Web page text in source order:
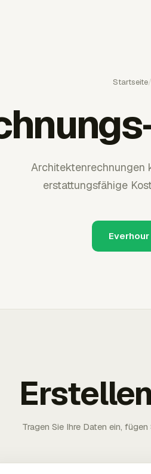
Startseite/
Architektenrechnungen
erstattungsfähige
Tragen Sie Ihre Daten ein,